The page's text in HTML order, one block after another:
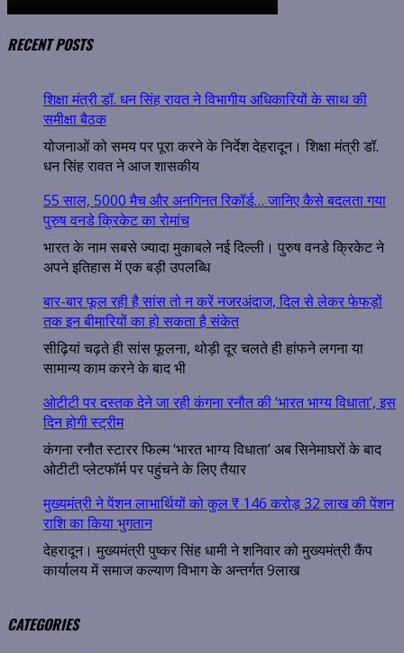
RECENT POSTS
शिक्षा मंत्री डॉ. धन सिंह रावत ने विभागीय अधिकारियों के साथ की
समीक्षा बैठक
योजनाओं को समय पर पूरा करने के निर्देश देहरादून। शिक्षा मंत्री डॉ.
धन सिंह रावत ने आज शासकीय
55 साल, 5000 मैच और अनगिनत रिकॉर्ड… जानिए कैसे बदलता गया
पुरुष वनडे क्रिकेट का रोमांच
भारत के नाम सबसे ज्यादा मुकाबले नई दिल्ली। पुरुष वनडे क्रिकेट ने
अपने इतिहास में एक बड़ी उपलब्धि
बार-बार फूल रही है सांस तो न करें नजरअंदाज, दिल से लेकर फेफड़ों
तक इन बीमारियों का हो सकता है संकेत
सीढ़ियां चढ़ते ही सांस फूलना, थोड़ी दूर चलते ही हांफने लगना या
सामान्य काम करने के बाद भी
ओटीटी पर दस्तक देने जा रही कंगना रनौत की ‘भारत भाग्य विधाता’, इस
दिन होगी स्ट्रीम
कंगना रनौत स्टारर फिल्म ‘भारत भाग्य विधाता’ अब सिनेमाघरों के बाद
ओटीटी प्लेटफॉर्म पर पहुंचने के लिए तैयार
मुख्यमंत्री ने पेंशन लाभार्थियों को कुल ₹ 146 करोड़ 32 लाख की पेंशन
राशि का किया भुगतान
देहरादून। मुख्यमंत्री पुष्कर सिंह धामी ने शनिवार को मुख्यमंत्री कैंप
कार्यालय में समाज कल्याण विभाग के अन्तर्गत 9लाख
CATEGORIES